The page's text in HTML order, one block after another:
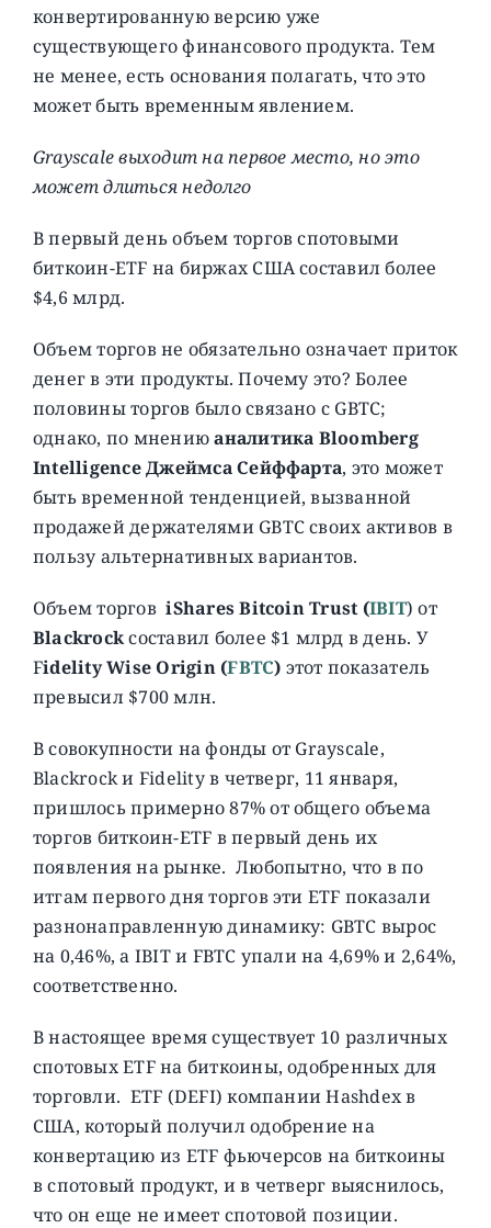
конвертированную версию уже
существующего финансового продукта. Тем
не менее, есть основания полагать, что это
может быть временным явлением.
Grayscale выходит на первое место, но это
может длиться недолго
В первый день объем торгов спотовыми
биткоин-ETF на биржах США составил более
$4,6 млрд.
Объем торгов не обязательно означает приток
денег в эти продукты. Почему это? Более
половины торгов было связано с GBTC;
однако, по мнениюаналитика Bloomberg
Intelligence Джеймса Сейффарта, это может
быть временной тенденцией, вызванной
продажей держателями GBTC своих активов в
пользу альтернативных вариантов.
Объем торговiShares Bitcoin Trust (IBIT) от
Blackrockсоставил более $1 млрд в день. У
Fidelity Wise Origin (FBTC) этот показатель
превысил $700 млн.
В совокупности на фонды от Grayscale,
Blackrock и Fidelity в четверг, 11 января,
пришлось примерно 87% от общего объема
торгов биткоин-ETF в первый день их
появления на рынке. Любопытно, что в по
итгам первого дня торгов эти ETF показали
разнонаправленную динамику: GBTC вырос
на 0,46%, а IBIT и FBTC упали на 4,69% и 2,64%,
соответственно.
В настоящее время существует 10 различных
спотовых ETF на биткоины, одобренных для
торговли. ETF (DEFI) компании Hashdex в
США, который получил одобрение на
конвертацию из ETF фьючерсов на биткоины
в спотовый продукт, и в четверг выяснилось,
что он еще не имеет спотовой позиции.